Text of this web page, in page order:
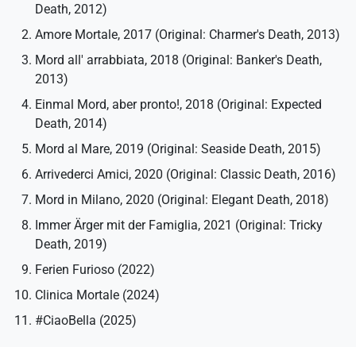
Death, 2012)
Amore Mortale, 2017 (Original: Charmer's Death, 2013)
Mord all' arrabbiata, 2018 (Original: Banker's Death,
2013)
Einmal Mord, aber pronto!, 2018 (Original: Expected
Death, 2014)
Mord al Mare, 2019 (Original: Seaside Death, 2015)
Arrivederci Amici, 2020 (Original: Classic Death, 2016)
Mord in Milano, 2020 (Original: Elegant Death, 2018)
Immer Ärger mit der Famiglia, 2021 (Original: Tricky
Death, 2019)
Ferien Furioso (2022)
Clinica Mortale (2024)
#CiaoBella (2025)